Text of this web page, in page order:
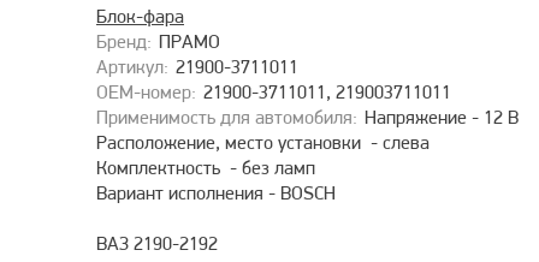
ПРАМО
21900-3711011
21900-3711011, 219003711011
Блок-фара
Напряжение - 12 В
Расположение, место установки - слева
Комплектность - без ламп
Вариант исполнения - BOSCH
ВАЗ 2190-2192